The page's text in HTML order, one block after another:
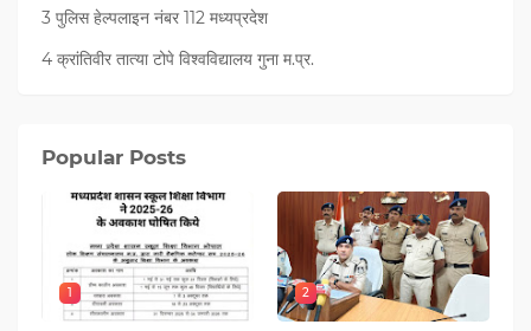
3 पुलिस हेल्पलाइन नंबर 112 मध्‍यप्रदेश
4 क्रांतिवीर तात्या टोपे विश्वविद्यालय गुना म.प्र.
Popular Posts
1 2